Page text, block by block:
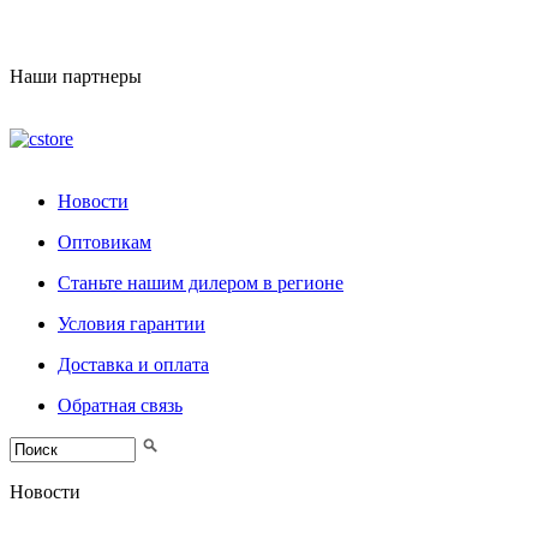
Наши партнеры
Новости
Оптовикам
Станьте нашим дилером в регионе
Условия гарантии
Доставка и оплата
Обратная связь
Новости